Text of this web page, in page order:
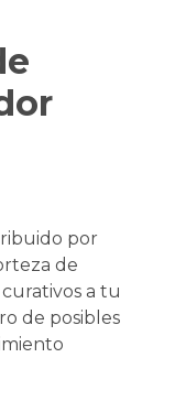
por
de
a tu
de posibles